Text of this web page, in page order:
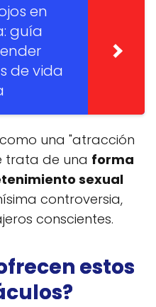
en
guía
de vida
una "atracción
trata de una forma
sexual
controversia,
conscientes.
estos